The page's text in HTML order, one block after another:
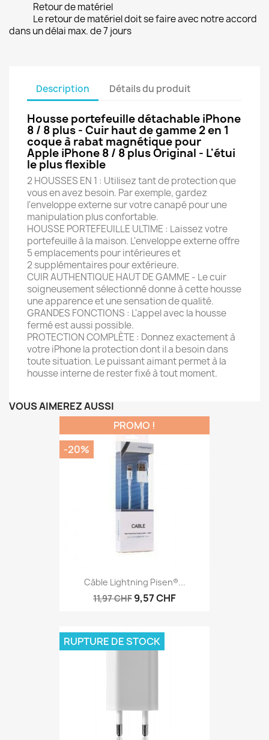
Retour de matériel
Le retour de matériel doit se faire avec notre accord
dans un délai max. de 7 jours
Description Détails du produit
Housse portefeuille détachable iPhone
8 / 8 plus - Cuir haut de gamme 2 en 1
coque à rabat magnétique pour
Apple iPhone 8 / 8 plus Original - L'étui
le plus flexible
2 HOUSSES EN 1 : Utilisez tant de protection que
vous en avez besoin. Par exemple, gardez
l'enveloppe externe sur votre canapé pour une
manipulation plus confortable.
HOUSSE PORTEFEUILLE ULTIME : Laissez votre
portefeuille à la maison. L'enveloppe externe offre
5 emplacements pour intérieures et
2 supplémentaires pour extérieure.
CUIR AUTHENTIQUE HAUT DE GAMME - Le cuir
soigneusement sélectionné donne à cette housse
une apparence et une sensation de qualité.
GRANDES FONCTIONS : L'appel avec la housse
fermé est aussi possible.
PROTECTION COMPLÈTE : Donnez exactement à
votre iPhone la protection dont il a besoin dans
toute situation. Le puissant aimant permet à la
housse interne de rester fixé à tout moment.
VOUS AIMEREZ AUSSI
Câble Lightning Pisen®...
11,97 CHF 9,57 CHF
PROMO !
-20%
RUPTURE DE STOCK